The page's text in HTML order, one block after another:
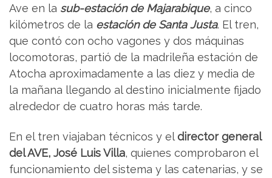
Ave en la sub-estación de Majarabique, a cinco
kilómetros de la estación de Santa Justa. El tren,
que contó con ocho vagones y dos máquinas
locomotoras, partió de la madrileña estación de
Atocha aproximadamente a las diez y media de
la mañana llegando al destino inicialmente fijado
alrededor de cuatro horas más tarde.
En el tren viajaban técnicos y eldirector general
del AVE, José Luis Villa, quienes comprobaron el
funcionamiento del sistema y las catenarias, y se